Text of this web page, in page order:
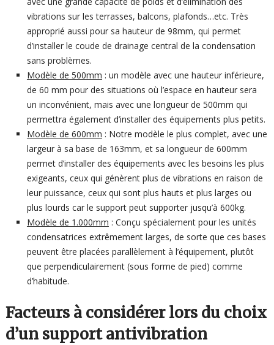
vibrations sur les terrasses, balcons, plafonds…etc. Très
approprié aussi pour sa hauteur de 98mm, qui permet
d’installer le coude de drainage central de la condensation
sans problèmes.
Modèle de 500mm : un modèle avec une hauteur inférieure,
de 60 mm pour des situations où l’espace en hauteur sera
un inconvénient, mais avec une longueur de 500mm qui
permettra également d’installer des équipements plus petits.
Modèle de 600mm : Notre modèle le plus complet, avec une
largeur à sa base de 163mm, et sa longueur de 600mm
permet d’installer des équipements avec les besoins les plus
exigeants, ceux qui génèrent plus de vibrations en raison de
leur puissance, ceux qui sont plus hauts et plus larges ou
plus lourds car le support peut supporter jusqu’à 600kg.
Modèle de 1.000mm : Conçu spécialement pour les unités
condensatrices extrêmement larges, de sorte que ces bases
peuvent être placées parallèlement à l’équipement, plutôt
que perpendiculairement (sous forme de pied) comme
d’habitude.
Facteurs à considérer lors du choix
d’un support antivibration